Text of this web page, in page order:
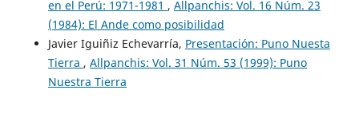
en el Perú: 1971-1981 , Allpanchis: Vol. 16 Núm. 23
(1984): El Ande como posibilidad
Javier Iguiñiz Echevarría, Presentación: Puno Nuesta
Tierra , Allpanchis: Vol. 31 Núm. 53 (1999): Puno
Nuestra Tierra